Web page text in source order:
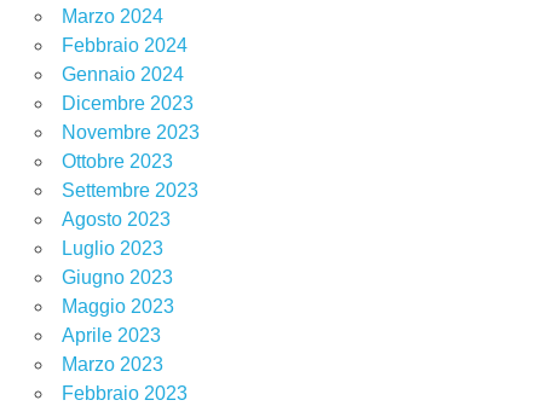
Marzo 2024
Febbraio 2024
Gennaio 2024
Dicembre 2023
Novembre 2023
Ottobre 2023
Settembre 2023
Agosto 2023
Luglio 2023
Giugno 2023
Maggio 2023
Aprile 2023
Marzo 2023
Febbraio 2023